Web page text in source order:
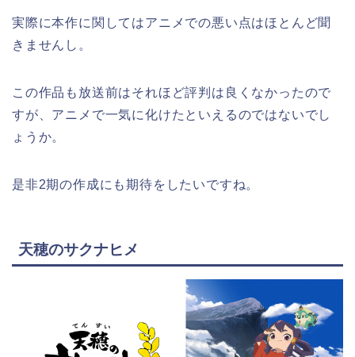
実際に本作に関してはアニメでの悪い点はほとんど聞
きませんし。
この作品も放送前はそれほど評判は良くなかったので
すが、アニメで一気に化けたといえるのではないでし
ょうか。
是非2期の作成にも期待をしたいですね。
天穂のサクナヒメ